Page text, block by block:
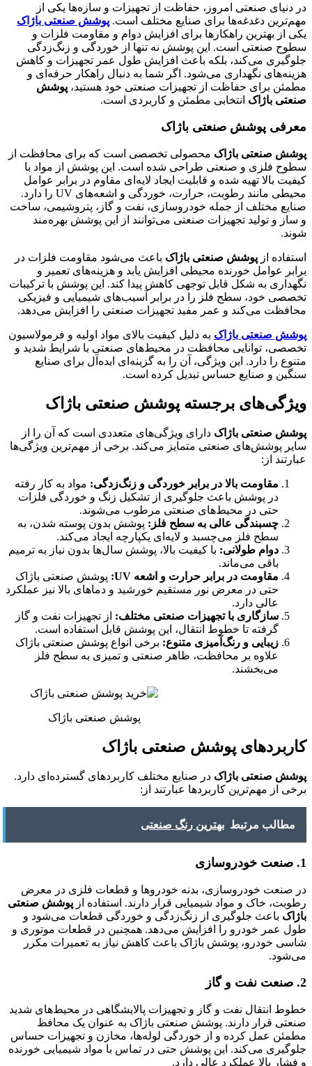
در دنیای صنعتی امروز، حفاظت از تجهیزات و سازه‌ها یکی از
مهم‌ترین دغدغه‌ها برای صنایع مختلف است. پوشش صنعتی باژاک
یکی از بهترین راهکارها برای افزایش دوام و مقاومت فلزات و
سطوح صنعتی است. این پوشش نه تنها از خوردگی و زنگ‌زدگی
جلوگیری می‌کند، بلکه باعث افزایش طول عمر تجهیزات و کاهش
هزینه‌های نگهداری می‌شود. اگر شما به دنبال راهکار حرفه‌ای و
مطمئن برای حفاظت از تجهیزات صنعتی خود هستید، پوشش
صنعتی باژاک انتخابی مطمئن و کاربردی است.
معرفی پوشش صنعتی باژاک
پوشش صنعتی باژاک محصولی تخصصی است که برای محافظت از
سطوح فلزی و صنعتی طراحی شده است. این پوشش از مواد با
کیفیت بالا تهیه شده و قابلیت ایجاد لایه‌ای مقاوم در برابر عوامل
محیطی مانند رطوبت، حرارت، خوردگی و اشعه‌های UV را دارد.
صنایع مختلف از جمله خودروسازی، نفت و گاز، پتروشیمی، ساخت
و ساز و تولید تجهیزات صنعتی می‌توانند از این پوشش بهره‌مند
شوند.
استفاده از پوشش صنعتی باژاک باعث می‌شود مقاومت فلزات در
برابر عوامل خورنده محیطی افزایش یابد و هزینه‌های تعمیر و
نگهداری به شکل قابل توجهی کاهش پیدا کند. این پوشش با ترکیبات
تخصصی خود، سطح فلز را در برابر آسیب‌های شیمیایی و فیزیکی
محافظت می‌کند و عمر مفید تجهیزات صنعتی را افزایش می‌دهد.
پوشش صنعتی باژاک به دلیل کیفیت بالای مواد اولیه و فرمولاسیون
تخصصی، توانایی محافظت در محیط‌های صنعتی با شرایط شدید و
متنوع را دارد. این ویژگی، آن را به گزینه‌ای ایده‌آل برای صنایع
سنگین و صنایع حساس تبدیل کرده است.
ویژگی‌های برجسته پوشش صنعتی باژاک
پوشش صنعتی باژاک دارای ویژگی‌های متعددی است که آن را از
سایر پوشش‌های صنعتی متمایز می‌کند. برخی از مهم‌ترین ویژگی‌ها
عبارتند از:
مقاومت بالا در برابر خوردگی و زنگ‌زدگی: مواد به کار رفته
در پوشش باعث جلوگیری از تشکیل زنگ و خوردگی فلزات
حتی در محیط‌های صنعتی مرطوب می‌شوند.
چسبندگی عالی به سطح فلز: پوشش بدون پوسته شدن، به
سطح فلز می‌چسبد و لایه‌ای یکپارچه ایجاد می‌کند.
دوام طولانی: با کیفیت بالا، پوشش سال‌ها بدون نیاز به ترمیم
باقی می‌ماند.
مقاومت در برابر حرارت و اشعه UV:
پوشش صنعتی باژاک
حتی در معرض نور مستقیم خورشید و دماهای بالا نیز عملکرد
عالی دارد.
سازگاری با تجهیزات صنعتی مختلف: از تجهیزات نفت و گاز
گرفته تا خطوط انتقال، این پوشش قابل استفاده است.
زیبایی و رنگ‌آمیزی متنوع: برخی انواع پوشش صنعتی باژاک
علاوه بر محافظت، ظاهر صنعتی و تمیزی به سطح فلز
می‌بخشند.
پوشش صنعتی باژاک
کاربردهای پوشش صنعتی باژاک
پوشش صنعتی باژاک در صنایع مختلف کاربردهای گسترده‌ای دارد.
برخی از مهم‌ترین کاربردها عبارتند از:
مطالب مرتبط بهترین رنگ صنعتی
1. صنعت خودروسازی
در صنعت خودروسازی، بدنه خودروها و قطعات فلزی در معرض
رطوبت، خاک و مواد شیمیایی قرار دارند. استفاده از پوشش صنعتی
باژاک باعث جلوگیری از زنگ‌زدگی و خوردگی قطعات می‌شود و
طول عمر خودرو را افزایش می‌دهد. همچنین در قطعات موتوری و
شاسی خودرو، پوشش باژاک باعث کاهش نیاز به تعمیرات مکرر
می‌شود.
2. صنعت نفت و گاز
خطوط انتقال نفت و گاز و تجهیزات پالایشگاهی در محیط‌های شدید
صنعتی قرار دارند. پوشش صنعتی باژاک به عنوان یک محافظ
مطمئن عمل کرده و از خوردگی لوله‌ها، مخازن و تجهیزات حساس
جلوگیری می‌کند. این پوشش حتی در تماس با مواد شیمیایی خورنده
و فشار بالا عملکرد عالی دارد.